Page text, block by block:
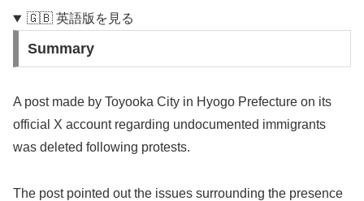
🇬🇧 英語版を見る
Summary
A post made by Toyooka City in Hyogo Prefecture on its
official X account regarding undocumented immigrants
was deleted following protests.
The post pointed out the issues surrounding the presence